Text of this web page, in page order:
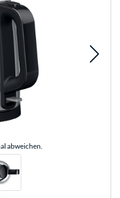
abweichen.